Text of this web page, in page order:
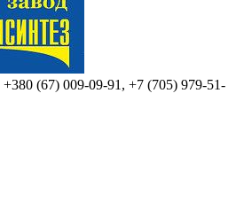
+380 (67) 009-09-91, +7 (705) 979-51-